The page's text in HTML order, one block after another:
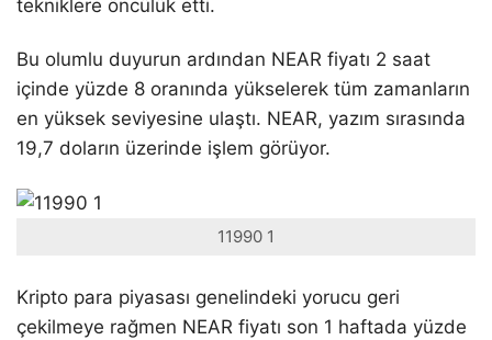
tekniklere öncülük etti.
Bu olumlu duyurun ardından NEAR fiyatı 2 saat
içinde yüzde 8 oranında yükselerek tüm zamanların
en yüksek seviyesine ulaştı. NEAR, yazım sırasında
19,7 doların üzerinde işlem görüyor.
11990 1
Kripto para piyasası genelindeki yorucu geri
çekilmeye rağmen NEAR fiyatı son 1 haftada yüzde